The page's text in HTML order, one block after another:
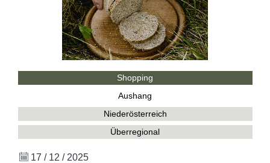
Shopping
Aushang
Niederösterreich
Überregional
17 / 12 / 2025